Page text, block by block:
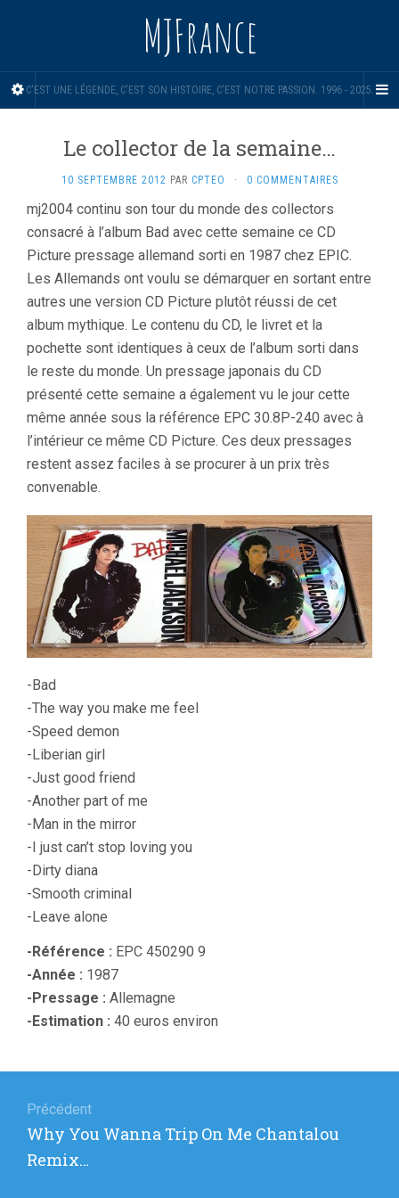
MJFrance
C'EST UNE LÉGENDE, C'EST SON HISTOIRE, C'EST NOTRE PASSION. 1996 - 2025.
Le collector de la semaine…
10 SEPTEMBRE 2012 PAR CPTEO · 0 COMMENTAIRES
mj2004 continu son tour du monde des collectors
consacré à l’album Bad avec cette semaine ce CD
Picture pressage allemand sorti en 1987 chez EPIC.
Les Allemands ont voulu se démarquer en sortant entre
autres une version CD Picture plutôt réussi de cet
album mythique. Le contenu du CD, le livret et la
pochette sont identiques à ceux de l’album sorti dans
le reste du monde. Un pressage japonais du CD
présenté cette semaine a également vu le jour cette
même année sous la référence EPC 30.8P-240 avec à
l’intérieur ce même CD Picture. Ces deux pressages
restent assez faciles à se procurer à un prix très
convenable.
-Bad
-The way you make me feel
-Speed demon
-Liberian girl
-Just good friend
-Another part of me
-Man in the mirror
-I just can’t stop loving you
-Dirty diana
-Smooth criminal
-Leave alone
-Référence : EPC 450290 9
-Année : 1987
-Pressage : Allemagne
-Estimation : 40 euros environ
de
l’article
Précédent
Article
précédent
Why You Wanna Trip On Me Chantalou
Remix…